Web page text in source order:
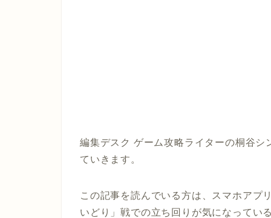
編集デスク ゲーム攻略ライターの桐谷
ていきます。
この記事を読んでいる方は、スマホアプ
いどり」戦での立ち回りが気になってい